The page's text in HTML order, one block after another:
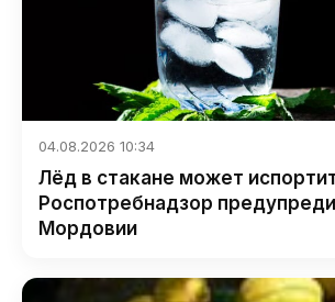
04.08.2026 10:34
Лёд в стакане может
Роспотребнадзор
Мордовии